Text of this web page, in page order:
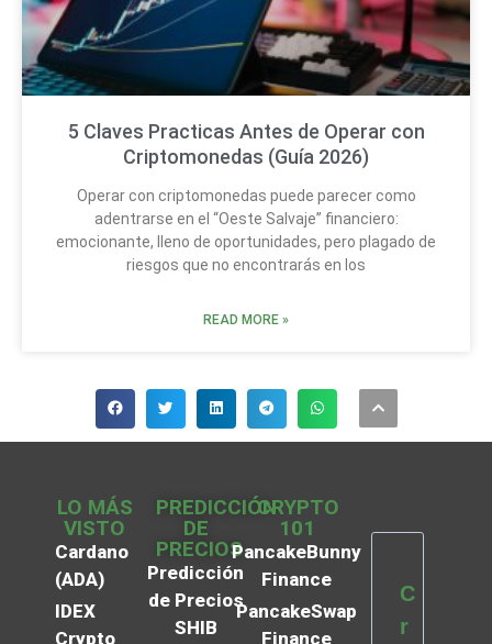
5 Claves Practicas Antes de Operar con
Criptomonedas (Guía 2026)
Operar con criptomonedas puede parecer como
adentrarse en el “Oeste Salvaje” financiero:
emocionante, lleno de oportunidades, pero plagado de
riesgos que no encontrarás en los
READ MORE »
LO MÁS
VISTO
Cardano
(ADA)
IDEX
Crypto
PREDICCIÓN
DE
PRECIOS
Predicción
de Precios
SHIB
CRYPTO
101
PancakeBunny
Finance
PancakeSwap
Finance
C
r